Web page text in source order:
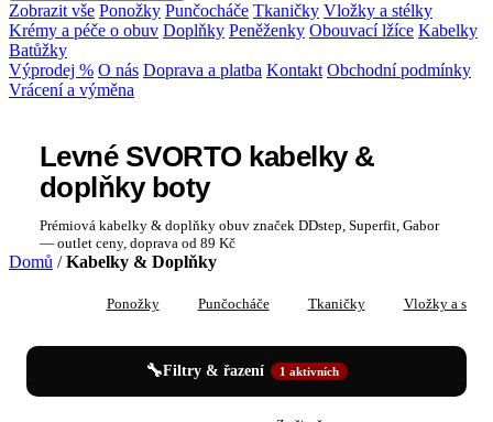
Zobrazit vše Ponožky Punčocháče Tkaničky Vložky a stélky
Krémy a péče o obuv Doplňky Peněženky Obouvací lžíce Kabelky
Batůžky
Výprodej % O nás Doprava a platba Kontakt Obchodní podmínky
Vrácení a výměna
Levné SVORTO kabelky &
doplňky boty
Prémiová kabelky & doplňky obuv značek DDstep, Superfit, Gabor
— outlet ceny, doprava od 89 Kč
Domů / Kabelky & Doplňky
Ponožky Punčocháče Tkaničky Vložky a
🔧Filtry & řazení 1 aktivních